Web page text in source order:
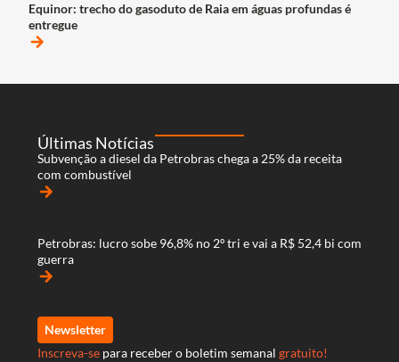
Equinor: trecho do gasoduto de Raia em águas profundas é
entregue
arrow_forward
Últimas Notícias
Subvenção a diesel da Petrobras chega a 25% da receita
com combustível
arrow_forward
Petrobras: lucro sobe 96,8% no 2º tri e vai a R$ 52,4 bi com
guerra
arrow_forward
Newsletter
Inscreva-se para receber o boletim semanal gratuito!